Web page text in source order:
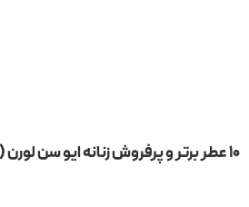
۱۰ عطر برتر و پرفروش زنانه ایو سن لورن (YSL) که باید بشناسید